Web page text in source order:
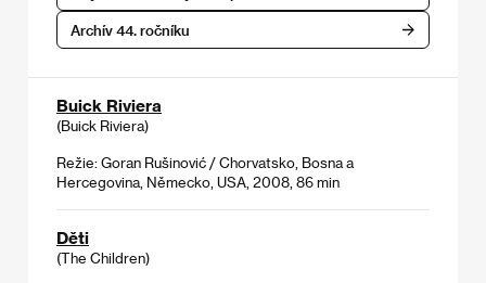
Archív 44. ročníku
Buick Riviera
(Buick Riviera)
Režie: Goran Rušinović / Chorvatsko, Bosna a
Hercegovina, Německo, USA, 2008, 86 min
Děti
(The Children)